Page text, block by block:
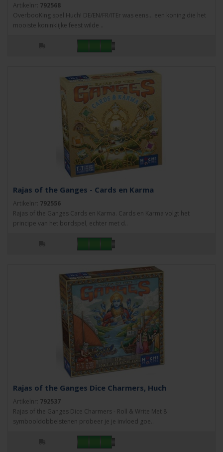
Artikelnr: 792568
OverbooKing spel Huch! DE/EN/FR/ITEr was eens... een koning die het
mooiste koninklijke feest wilde ..
Rajas of the Ganges - Cards en Karma
Artikelnr: 792556
Rajas of the Ganges Cards en Karma. Cards en Karma volgt het
principe van het bordspel, echter met d..
Rajas of the Ganges Dice Charmers, Huch
Artikelnr: 792537
Rajas of the Ganges Dice Charmers - Roll & Write Met 8
symbooldobbelstenen probeer je je invloed goe..